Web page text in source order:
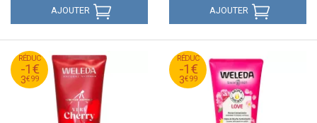
AJOUTER AJOUTER
RÉDUC
-1€
3€99
4
€
99
3
€
99
RÉDUC
-1€
3€99
4
€
99
3
€
99